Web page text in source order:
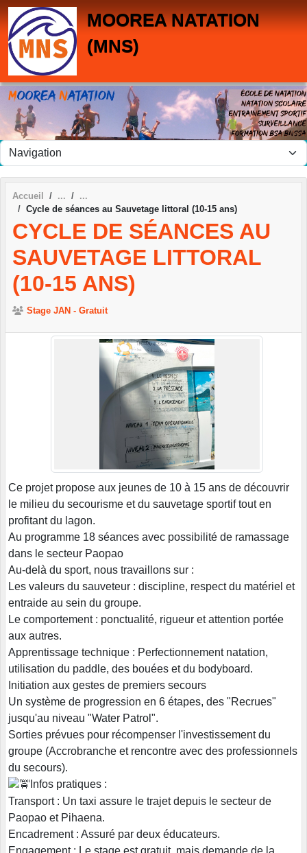
MOOREA NATATION
(MNS)
Accueil
Cycle de séances au Sauvetage littoral (10-15 ans)
CYCLE DE SÉANCES AU
SAUVETAGE LITTORAL
(10-15 ANS)
Stage JAN - Gratuit
Ce projet propose aux jeunes de 10 à 15 ans de découvrir
le milieu du secourisme et du sauvetage sportif tout en
profitant du lagon.
Au programme 18 séances avec possibilité de ramassage
dans le secteur Paopao
Au-delà du sport, nous travaillons sur :
Les valeurs du sauveteur : discipline, respect du matériel et
entraide au sein du groupe.
Le comportement : ponctualité, rigueur et attention portée
aux autres.
Apprentissage technique : Perfectionnement natation,
utilisation du paddle, des bouées et du bodyboard.
Initiation aux gestes de premiers secours
Un système de progression en 6 étapes, des "Recrues"
jusqu'au niveau "Water Patrol".
Sorties prévues pour récompenser l'investissement du
groupe (Accrobranche et rencontre avec des professionnels
du secours).
Infos pratiques :
Transport : Un taxi assure le trajet depuis le secteur de
Paopao et Pihaena.
Encadrement : Assuré par deux éducateurs.
Panneau de gestion des cookies